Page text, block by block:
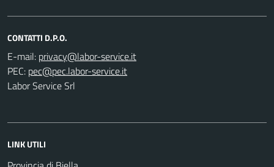
CONTATTI D.P.O.
E-mail:
PEC:
Labor Service Srl
LINK UTILI